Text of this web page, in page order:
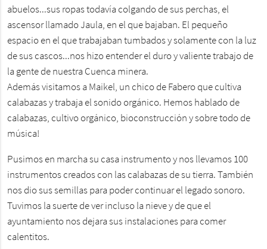
abuelos...sus ropas todavía colgando de sus perchas, el
ascensor llamado Jaula, en el que bajaban. El pequeño
espacio en el que trabajaban tumbados y solamente con la luz
de sus cascos...nos hizo entender el duro y valiente trabajo de
la gente de nuestra Cuenca minera.
Además visitamos a Maikel, un chico de Fabero que cultiva
calabazas y trabaja el sonido orgánico. Hemos hablado de
calabazas, cultivo orgánico, bioconstrucción y sobre todo de
música!
Pusimos en marcha su casa instrumento y nos llevamos 100
instrumentos creados con las calabazas de su tierra. También
nos dio sus semillas para poder continuar el legado sonoro.
Tuvimos la suerte de ver incluso la nieve y de que el
ayuntamiento nos dejara sus instalaciones para comer
calentitos.